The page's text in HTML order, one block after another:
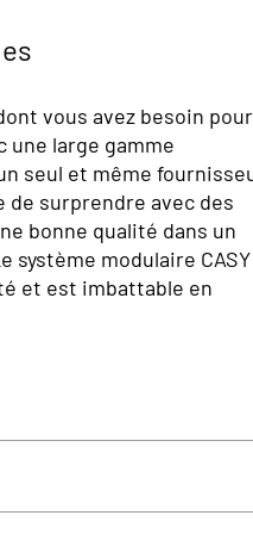
vous avez besoin
une large gamme
seul et même
de surprendre avec des
bonne qualité dans un
système modulaire CASY
et est imbattable en